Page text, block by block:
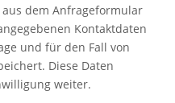
dem Anfrageformular
Kontaktdaten
und für den Fall von
Diese Daten
weiter.